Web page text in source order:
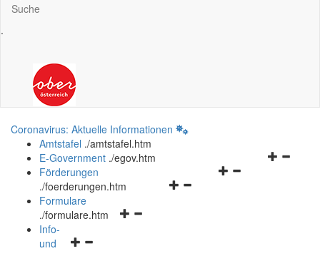
Suche
.
Coronavirus: Aktuelle Informationen
Amtstafel ./amtstafel.htm
Navigationsmenü
E-Government ./egov.htm
Navigationsmenü
Förderungen
./foerderungen.htm
Navigationsmenü
Formulare
./formulare.htm
Navigationsmenü
Info-
und